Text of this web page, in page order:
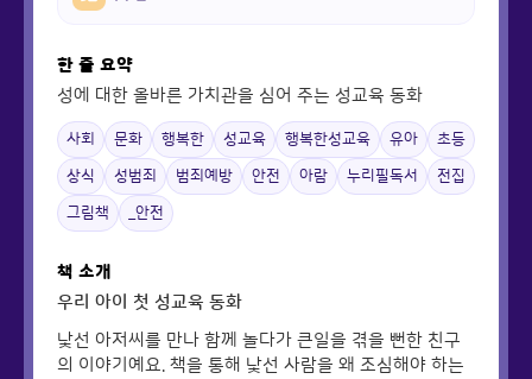
한 줄 요약
성에 대한 올바른 가치관을 심어 주는 성교육 동화
사회 문화 행복한 성교육 행복한성교육 유아 초등
상식 성범죄 범죄예방 안전 아람 누리필독서 전집
그림책 _안전
책 소개
우리 아이 첫 성교육 동화
낯선 아저씨를 만나 함께 놀다가 큰일을 겪을 뻔한 친구
의 이야기예요. 책을 통해 낯선 사람을 왜 조심해야 하는